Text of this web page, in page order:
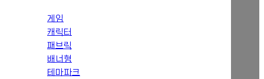
게임
캐릭터
패브릭
배너형
테마파크